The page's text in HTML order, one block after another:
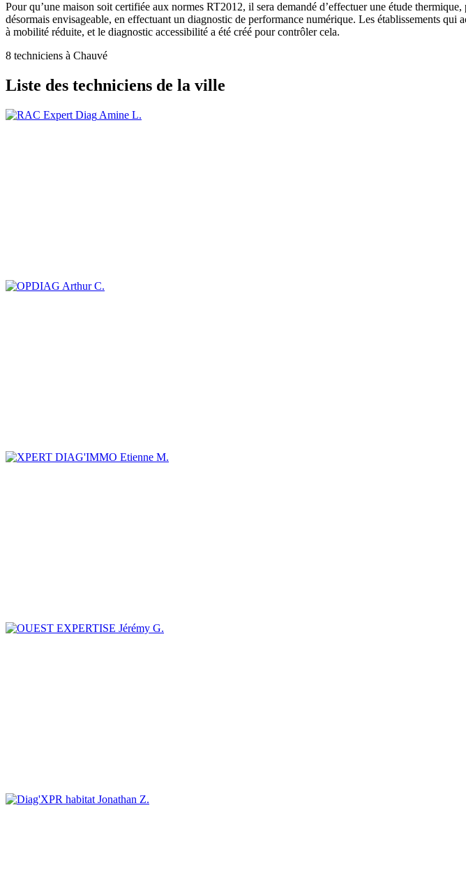
Pour qu’une maison soit certifiée aux normes RT2012, il sera demandé d’effectuer une étude
désormais envisageable, en effectuant un diagnostic de performance numérique. Les établissements
à mobilité réduite, et le diagnostic accessibilité a été créé pour contrôler cela.
8 techniciens à Chauvé
Liste des techniciens de la ville
Amine L.
Arthur C.
Etienne M.
Jérémy G.
Jonathan Z.